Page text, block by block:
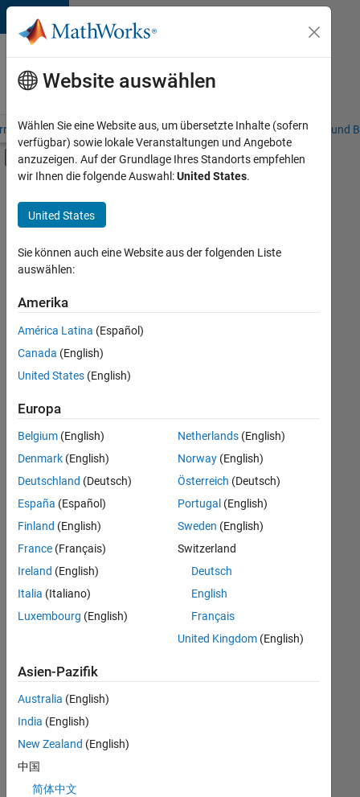
Weiter zum Inhalt
Karriere
bei
MathWorks
– Übersicht Stellensuche Niederlassungen Studierende und
Umschaltung für Off-Canvas-
Hauptinhalt
Praktika
Program Management
Release Engineering
Software Process Engineering
+3
Derzeit
es
keine
offenen
Stellen,
Ihren
Suchkriterien
entsprechen.
können
die
Suchkriterien
weiter
fassen
oder
alle
Stellenangebote
anzeigen .
noch
keine
offenen
Stellen
können,
die
Website auswählen
Wählen Sie eine Website aus, um übersetzte Inhalte (sofern
verfügbar) sowie lokale Veranstaltungen und Angebote
anzuzeigen. Auf der Grundlage Ihres Standorts empfehlen
wir Ihnen die folgende Auswahl:United States.
United States
Sie können auch eine Website aus der folgenden Liste
auswählen:
Amerika
América Latina (Español)
Canada (English)
United States (English)
Europa
Belgium (English)
Denmark (English)
Deutschland (Deutsch)
España (Español)
Finland (English)
France (Français)
Ireland (English)
Italia (Italiano)
Luxembourg (English)
Netherlands(English)
Norway(English)
Österreich (Deutsch)
Portugal (English)
Sweden (English)
Switzerland
Deutsch
English
Français
United Kingdom(English)
Asien-Pazifik
Australia (English)
India (English)
New Zealand (English)
中国
简体中文